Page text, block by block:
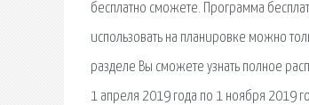
бесплатно сможете. Программа
использовать на планировке можно
разделе Вы сможете узнать полное
1 апреля 2019 года по 1 ноября 2019